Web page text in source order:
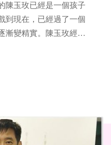
陳玉玫已經是一個孩子
到現在，已經過了一個
漸變精實。陳玉玫經由
就交給悠美松坂體雕分
程，讓她輕鬆回復到當